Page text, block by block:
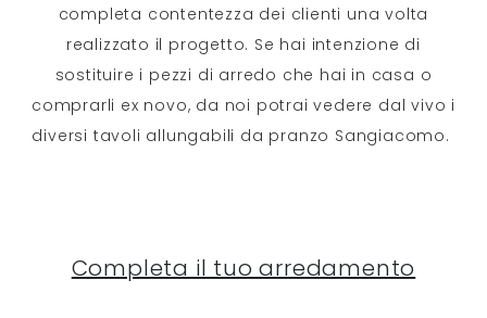
completa contentezza dei clienti una volta
realizzato il progetto. Se hai intenzione di
sostituire i pezzi di arredo che hai in casa o
comprarli ex novo, da noi potrai vedere dal vivo i
diversi tavoli allungabili da pranzo Sangiacomo.
Completa il tuo arredamento